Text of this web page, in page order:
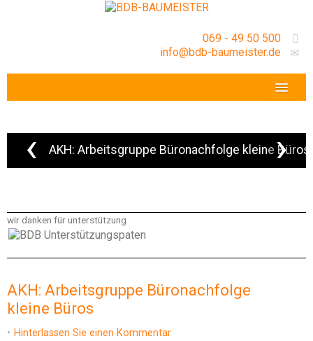
069 - 49 50 500
info@bdb-baumeister.de
GESCHÄFTSSTELLE
AKH: Arbeitsgruppe Büronachfolge kleine Büros
‹ ›
wir danken für unterstützung
AKH: Arbeitsgruppe Büronachfolge
kleine Büros
Hinterlassen Sie einen Kommentar